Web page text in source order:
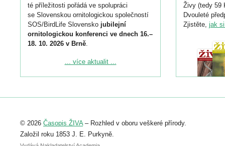
té příležitosti pořádá ve spolupráci
se Slovenskou ornitologickou společností
SOS/BirdLife Slovensko jubilejní
ornitologickou konferenci ve dnech 16.–
18. 10. 2026 v Brně.
Podrobnější informace ke konferenci
Registrovat se můžete do 6. září.
abstraktu přihlášené přednášky nebo
posteru je už 30. června.
... více aktualit ...
Živy (tedy 59
Dvouleté
Zjistěte, jak
© 2026 Časopis ŽIVA– Rozhled v oboru veškeré přírody.
Založil roku 1853 J. E. Purkyně.